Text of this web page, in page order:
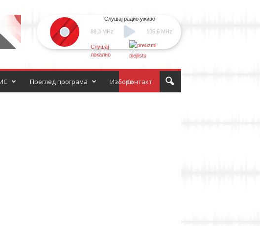
88,3 MHz
Слушај радио уживо
105,6 MHz
Слушај
локално
Контакт
Преглед програма Избори